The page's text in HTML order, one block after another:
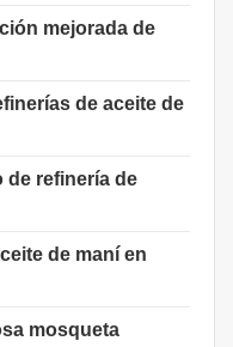
mejorada de
de aceite de
de refinería de
de maní en
mosqueta